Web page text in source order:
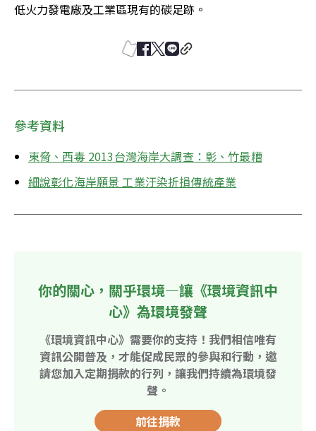
低火力發電廠及工業區現有的碳足跡。
參考資料
東脅、西毒 2013台灣海岸大調查：彰、竹最糟
細說彰化海岸願景 工業汙染折損傳統產業
你的關心，關乎環境—讓《環境資訊中
心》為環境發聲
《環境資訊中心》需要你的支持！我們相信唯有
資訊公開普及，才能促成民眾的參與和行動，邀
請您加入定期捐款的行列，讓我們持續為環境發
聲。
前往捐款